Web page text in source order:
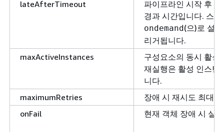
lateAfterTimeout
파이프라인 시작 후
경과 시간입니다. 스
ondemand(으)로 설
리거됩니다.
maxActiveInstances
구성요소의 동시 활성
재실행은 활성 인스턴
니다.
maximumRetries
장애 시 재시도 최대
onFail
현재 객체 장애 시 실